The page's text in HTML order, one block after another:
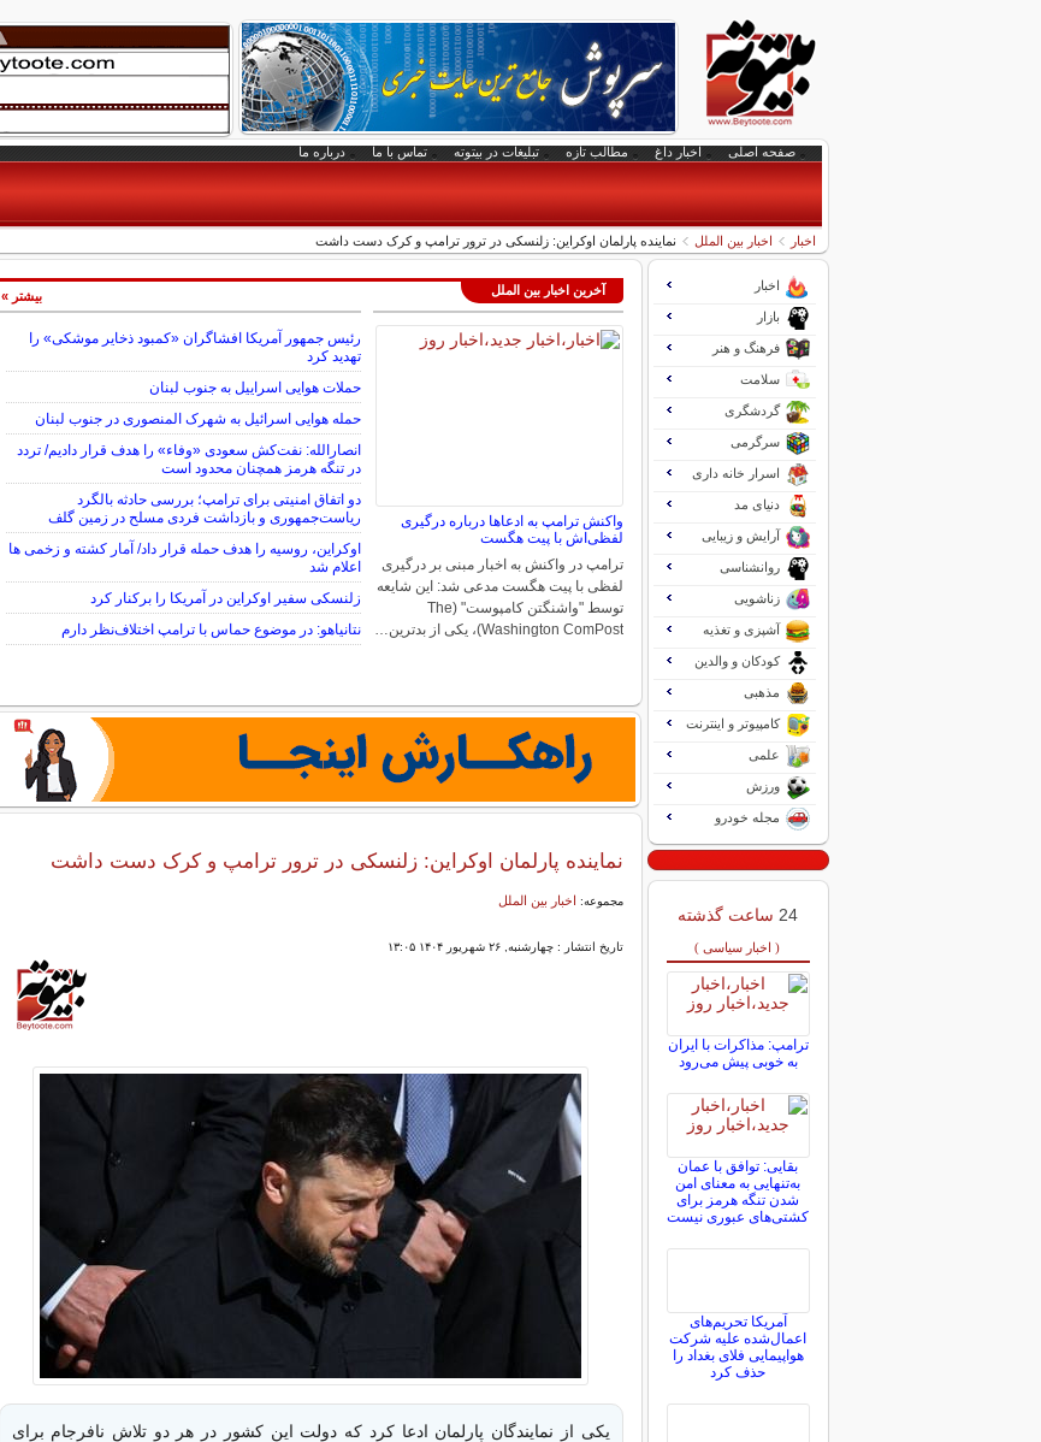
صفحه اصلی اخبار داغ مطالب تازه تبلیغات در بیتوته تماس با ما درباره ما
اخبار اخبار بین الملل نماینده پارلمان اوکراین: زلنسکی در ترور ترامپ و کرک دست داشت
آخرین اخبار بین الملل
واکنش ترامپ به ادعاها درباره درگیری
لفظی‌اش با پیت هگست
ترامپ در واکنش به اخبار مبنی بر درگیری
لفظی با پیت هگست مدعی شد: این شایعه
توسط "واشنگتن کامپوست" (The
Washington ComPost)، یکی از بدترین…
رئیس جمهور آمریکا افشاگران «کمبود ذخایر موشکی» را
تهدید کرد
حملات هوایی اسراییل به جنوب لبنان
حمله هوایی اسرائیل به شهرک المنصوری در جنوب لبنان
انصارالله: نفت‌کش سعودی «وفاء» را هدف قرار دادیم/ تردد
در تنگه هرمز همچنان محدود است
دو اتفاق امنیتی برای ترامپ؛ بررسی حادثه بالگرد
ریاست‌جمهوری و بازداشت فردی مسلح در زمین گلف
اوکراین، روسیه را هدف حمله قرار داد/ آمار کشته و زخمی ها
اعلام شد
زلنسکی سفیر اوکراین در آمریکا را برکنار کرد
نتانیاهو: در موضوع حماس با ترامپ اختلاف‌نظر دارم
بیشتر »
نماینده پارلمان اوکراین: زلنسکی در ترور ترامپ و کرک دست داشت
مجموعه: اخبار بین الملل
تاریخ انتشار : چهارشنبه, ۲۶ شهریور ۱۴۰۴ ۱۳:۰۵
یکی از نمایندگان پارلمان ادعا کرد که دولت این کشور در هر دو تلاش نافرجام برای
اخبار
بازار
فرهنگ و هنر
سلامت
گردشگری
سرگرمی
اسرار خانه داری
دنیای مد
آرایش و زیبایی
روانشناسی
زناشویی
آشپزی و تغذیه
کودکان و والدین
مذهبی
کامپیوتر و اینترنت
علمی
ورزش
مجله خودرو
24 ساعت گذشته
( اخبار سیاسی )
ترامپ: مذاکرات با ایران
به خوبی پیش می‌رود
بقایی: توافق با عمان
به‌تنهایی به معنای امن
شدن تنگه هرمز برای
کشتی‌های عبوری نیست
آمریکا تحریم‌های
اعمال‌شده علیه شرکت
هواپیمایی فلای بغداد را
حذف کرد